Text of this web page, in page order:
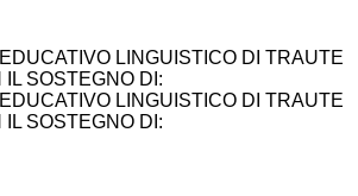
LINGUISTICO DI TRAUTE
SOSTEGNO DI:
LINGUISTICO DI TRAUTE
SOSTEGNO DI: